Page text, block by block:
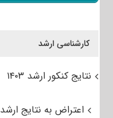
کارشناسی ارشد
نتایج کنکور ارشد ۱۴۰۳
اعتراض به نتایج ارشد ۱۴۰۳